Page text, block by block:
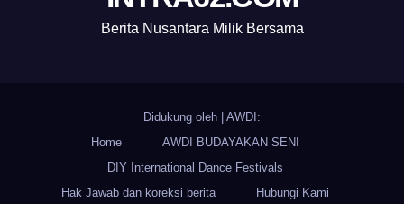
Berita Nusantara Milik Bersama
Didukung oleh
AWDI:
Home
AWDI BUDAYAKAN SENI
DIY International Dance Festivals
Hak Jawab dan koreksi berita
Hubungi Kami